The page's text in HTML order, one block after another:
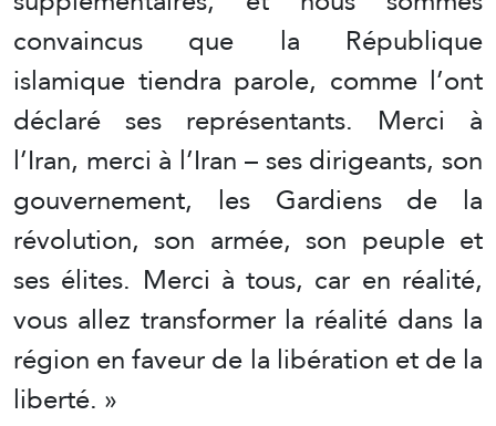
convaincus que la République
islamique tiendra parole, comme l’ont
déclaré ses représentants. Merci à
l’Iran, merci à l’Iran – ses dirigeants, son
gouvernement, les Gardiens de la
révolution, son armée, son peuple et
ses élites. Merci à tous, car en réalité,
vous allez transformer la réalité dans la
région en faveur de la libération et de la
liberté. »